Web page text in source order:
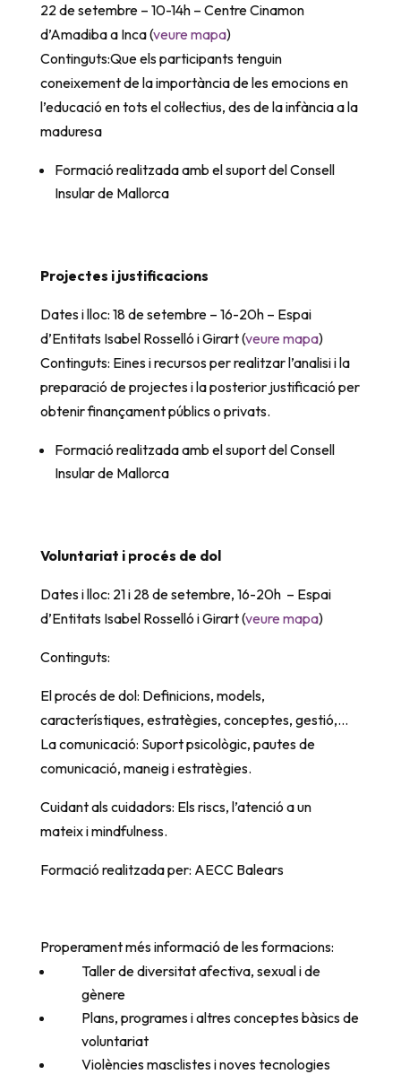
22 de setembre – 10-14h – Centre Cinamon
d’Amadiba a Inca (veure mapa)
Continguts:Que els participants tenguin
coneixement de la importància de les emocions en
l’educació en tots el col·lectius, des de la infància a la
maduresa
Formació realitzada amb el suport del Consell
Insular de Mallorca
Projectes i justificacions
Dates i lloc: 18 de setembre – 16-20h – Espai
d’Entitats Isabel Rosselló i Girart (veure mapa)
Continguts: Eines i recursos per realitzar l’analisi i la
preparació de projectes i la posterior justificació per
obtenir finançament públics o privats.
Formació realitzada amb el suport del Consell
Insular de Mallorca
Voluntariat i procés de dol
Dates i lloc: 21 i 28 de setembre, 16-20h – Espai
d’Entitats Isabel Rosselló i Girart (veure mapa)
Continguts:
El procés de dol: Definicions, models,
característiques, estratègies, conceptes, gestió,…
La comunicació: Suport psicològic, pautes de
comunicació, maneig i estratègies.
Cuidant als cuidadors: Els riscs, l’atenció a un
mateix i mindfulness.
Formació realitzada per: AECC Balears
Properament més informació de les formacions:
Taller de diversitat afectiva, sexual i de
gènere
Plans, programes i altres conceptes bàsics de
voluntariat
Violències masclistes i noves tecnologies